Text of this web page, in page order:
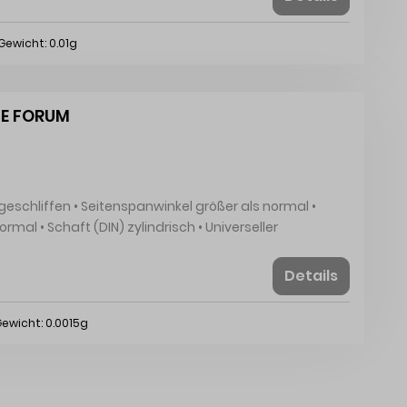
dampfbehandelt
0.01g
FORUM
Wuppertal, DE, +4920260960,
Details
0.0015g